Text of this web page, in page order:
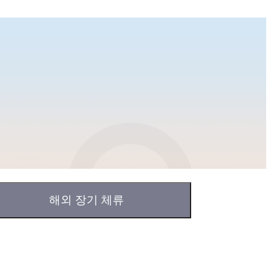
해외 장기 체류